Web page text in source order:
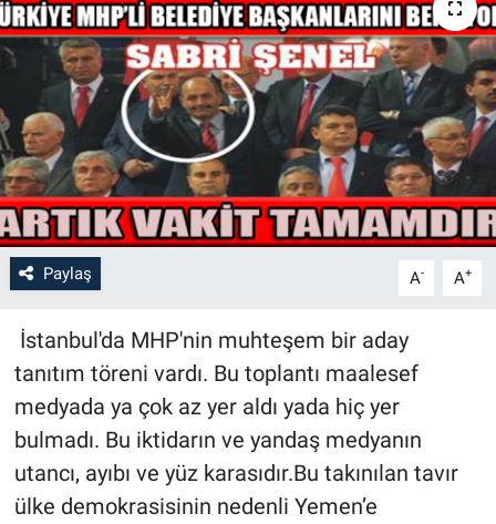
Paylaş A- A+
İstanbul'da MHP'nin muhteşem bir aday
tanıtım töreni vardı. Bu toplantı maalesef
medyada ya çok az yer aldı yada hiç yer
bulmadı. Bu iktidarın ve yandaş medyanın
utancı, ayıbı ve yüz karasıdır.Bu takınılan tavır
ülke demokrasisinin nedenli Yemen’e